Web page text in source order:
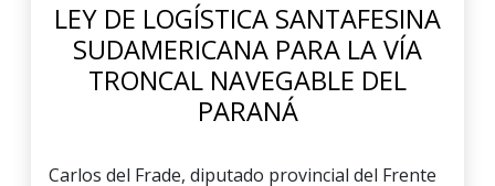
LEY DE LOGÍSTICA SANTAFESINA
SUDAMERICANA PARA LA VÍA
TRONCAL NAVEGABLE DEL
PARANÁ
Carlos del Frade, diputado provincial del Frente